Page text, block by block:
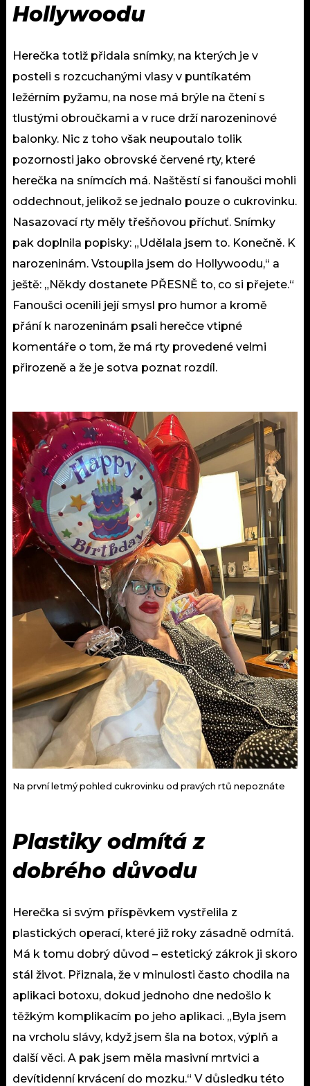
Hollywoodu
Herečka totiž přidala snímky, na kterých je v
posteli s rozcuchanými vlasy v puntíkatém
ležérním pyžamu, na nose má brýle na čtení s
tlustými obroučkami a v ruce drží narozeninové
balonky. Nic z toho však neupoutalo tolik
pozornosti jako obrovské červené rty, které
herečka na snímcích má. Naštěstí si fanoušci mohli
oddechnout, jelikož se jednalo pouze o cukrovinku.
Nasazovací rty měly třešňovou příchuť. Snímky
pak doplnila popisky: „Udělala jsem to. Konečně. K
narozeninám. Vstoupila jsem do Hollywoodu,“ a
ještě: „Někdy dostanete PŘESNĚ to, co si přejete.“
Fanoušci ocenili její smysl pro humor a kromě
přání k narozeninám psali herečce vtipné
komentáře o tom, že má rty provedené velmi
přirozeně a že je sotva poznat rozdíl.
Na první letmý pohled cukrovinku od pravých rtů nepoznáte
Plastiky odmítá z
dobrého důvodu
Herečka si svým příspěvkem vystřelila z
plastických operací, které již roky zásadně odmítá.
Má k tomu dobrý důvod – estetický zákrok ji skoro
stál život. Přiznala, že v minulosti často chodila na
aplikaci botoxu, dokud jednoho dne nedošlo k
těžkým komplikacím po jeho aplikaci. „Byla jsem
na vrcholu slávy, když jsem šla na botox, výplň a
další věci. A pak jsem měla masivní mrtvici a
devítidenní krvácení do mozku.“ V důsledku této